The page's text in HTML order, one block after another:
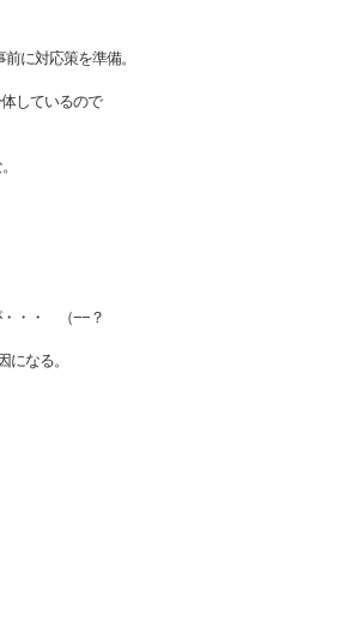
に対応策を準備。
しているので
・・ （−−？
なる。